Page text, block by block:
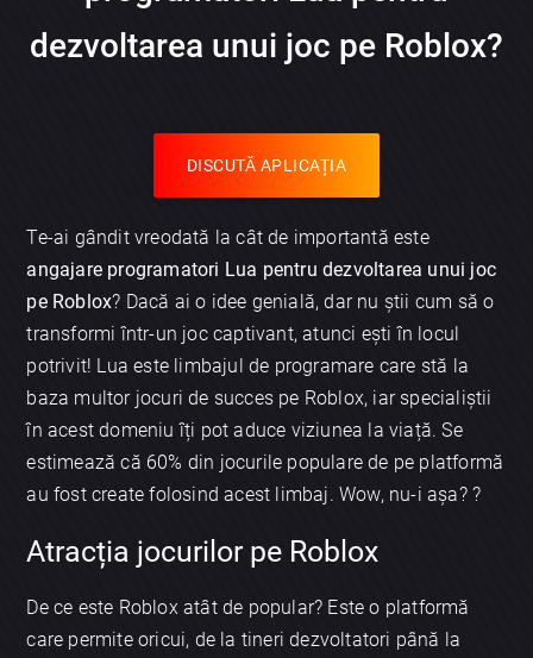
dezvoltarea unui joc pe Roblox?
DISCUTĂ APLICAȚIA
Te-ai gândit vreodată la cât de importantă este
angajare programatori Lua pentru dezvoltarea unui joc
pe Roblox? Dacă ai o idee genială, dar nu știi cum să o
transformi într-un joc captivant, atunci ești în locul
potrivit! Lua este limbajul de programare care stă la
baza multor jocuri de succes pe Roblox, iar specialiștii
în acest domeniu îți pot aduce viziunea la viață. Se
estimează că 60% din jocurile populare de pe platformă
au fost create folosind acest limbaj. Wow, nu-i așa? ?
Atracția jocurilor pe Roblox
De ce este Roblox atât de popular? Este o platformă
care permite oricui, de la tineri dezvoltatori până la